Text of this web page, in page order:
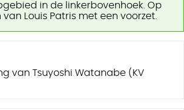
in de linkerbovenhoek. Op
Louis Patris met een voorzet.
van Tsuyoshi Watanabe (KV